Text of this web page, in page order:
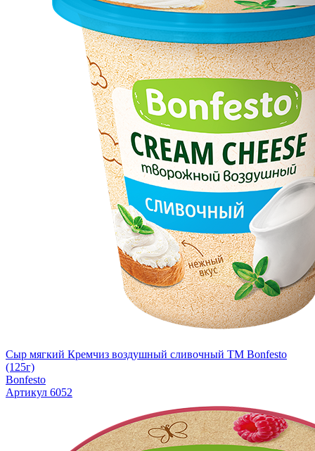
Сыр мягкий Кремчиз воздушный сливочный ТМ Bonfesto
(125г)
Bonfesto
Артикул 6052